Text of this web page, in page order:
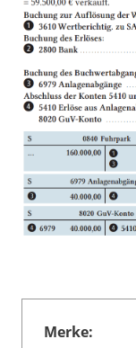
Merke: